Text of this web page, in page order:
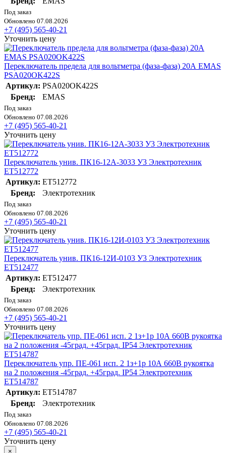
Под заказ
Обновлено 07.08.2026
+7 (495) 565-40-21
Уточнить цену
Переключатель предела для вольтметра (фаза-фаза) 20А EMAS
PSA020OK422S
Артикул: PSA020OK422S
Бренд:
EMAS
Под заказ
Обновлено 07.08.2026
+7 (495) 565-40-21
Уточнить цену
Переключатель унив. ПК16-12А-3033 У3 Электротехник
ET512772
Артикул: ET512772
Бренд:
Электротехник
Под заказ
Обновлено 07.08.2026
+7 (495) 565-40-21
Уточнить цену
Переключатель унив. ПК16-12И-0103 У3 Электротехник
ET512477
Артикул: ET512477
Бренд:
Электротехник
Под заказ
Обновлено 07.08.2026
+7 (495) 565-40-21
Уточнить цену
Переключатель упр. ПЕ-061 исп. 2 1з+1р 10А 660В рукоятка
на 2 положения -45град. +45град. IP54 Электротехник
ET514787
Артикул: ET514787
Бренд:
Электротехник
Под заказ
Обновлено 07.08.2026
+7 (495) 565-40-21
Уточнить цену
×